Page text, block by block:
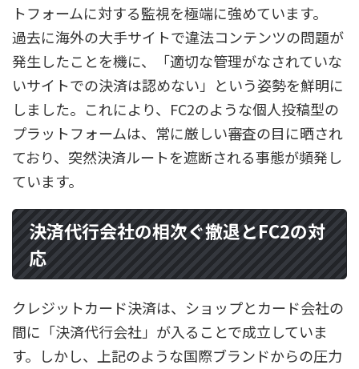
トフォームに対する監視を極端に強めています。
過去に海外の大手サイトで違法コンテンツの問題が
発生したことを機に、「適切な管理がなされていな
いサイトでの決済は認めない」という姿勢を鮮明に
しました。これにより、FC2のような個人投稿型の
プラットフォームは、常に厳しい審査の目に晒され
ており、突然決済ルートを遮断される事態が頻発し
ています。
決済代行会社の相次ぐ撤退とFC2の対
応
クレジットカード決済は、ショップとカード会社の
間に「決済代行会社」が入ることで成立していま
す。しかし、上記のような国際ブランドからの圧力